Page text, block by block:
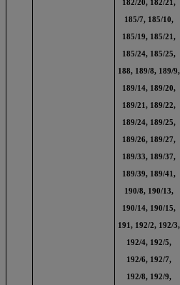
182/20, 182/21,
185/7, 185/10,
185/19, 185/21,
185/24, 185/25,
188, 189/8, 189/9,
189/14, 189/20,
189/21, 189/22,
189/24, 189/25,
189/26, 189/27,
189/33, 189/37,
189/39, 189/41,
190/8, 190/13,
190/14, 190/15,
191, 192/2, 192/3,
192/4, 192/5,
192/6, 192/7,
192/8, 192/9,